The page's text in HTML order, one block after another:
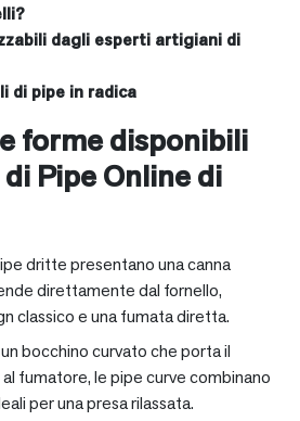
dagli esperti artigiani di
di pipe in radica
forme disponibili
Pipe Online di
dritte presentano una canna
direttamente dal fornello,
classico e una fumata diretta.
bocchino curvato che porta il
fumatore, le pipe curve combinano
per una presa rilassata.